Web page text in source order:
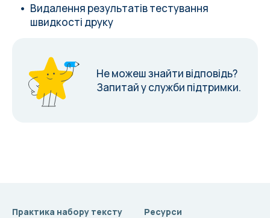
Видалення результатів тестування
швидкості друку
Не можеш знайти відповідь?
Запитай у служби підтримки.
Практика набору тексту
Ресурси